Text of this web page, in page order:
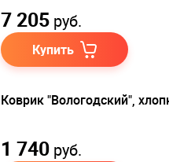
7 205 руб.
Купить
Коврик "Вологодский",
1 740 руб.